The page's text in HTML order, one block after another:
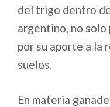
del trigo dentro
argentino, no solo
por su aporte a la
suelos.
En materia